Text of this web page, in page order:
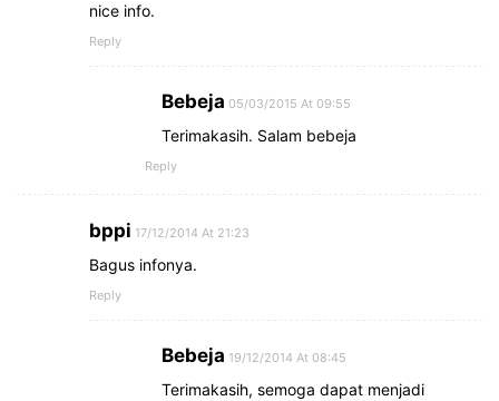
nice info.
Reply
Bebeja 05/03/2015 At 09:55
Terimakasih. Salam bebeja
Reply
bppi 17/12/2014 At 21:23
Bagus infonya.
Reply
Bebeja 19/12/2014 At 08:45
Terimakasih, semoga dapat menjadi